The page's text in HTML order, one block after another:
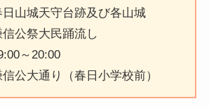
日山城天守台跡及び各山城
信公祭大民踊流し
～20:00
信公大通り（春日小学校前）